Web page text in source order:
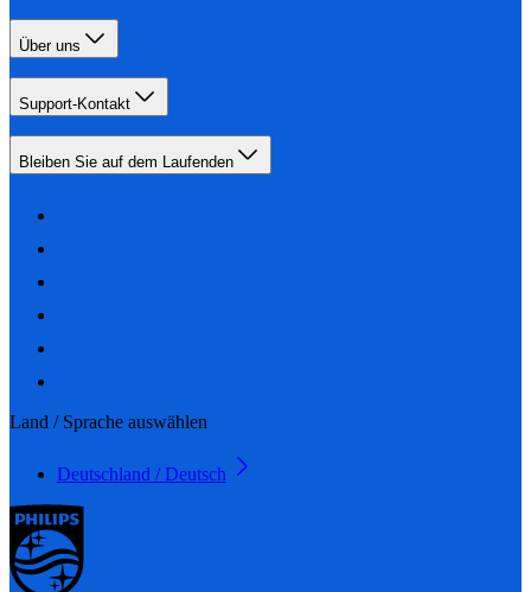
Über uns
Support-Kontakt
Bleiben Sie auf dem Laufenden
Land / Sprache auswählen
Deutschland / Deutsch